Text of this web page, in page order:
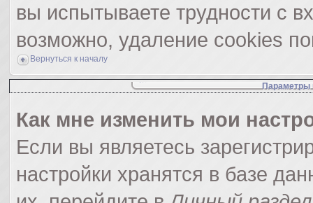
вы испытываете трудности с
возможно, удаление cookies
Вернуться к началу
Параметры
Как мне изменить мои
Если вы являетесь
настройки хранятся в базе